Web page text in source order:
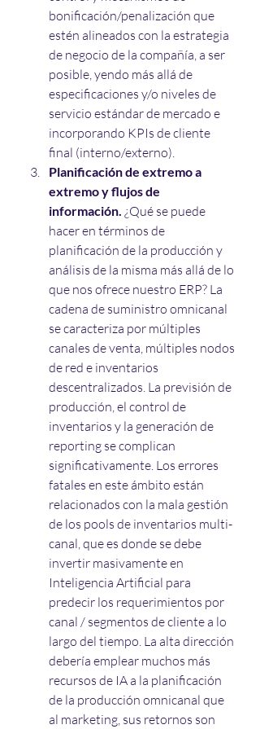
bonificación/penalización que
estén alineados con la estrategia
de negocio de la compañía, a ser
posible, yendo más allá de
especificaciones y/o niveles de
servicio estándar de mercado e
incorporando KPIs de cliente
final (interno/externo).
Planificación de extremo a
extremo y flujos de
información. ¿Qué se puede
hacer en términos de
planificación de la producción y
análisis de la misma más allá de lo
que nos ofrece nuestro ERP? La
cadena de suministro omnicanal
se caracteriza por múltiples
canales de venta, múltiples nodos
de red e inventarios
descentralizados. La previsión de
producción, el control de
inventarios y la generación de
reporting se complican
significativamente. Los errores
fatales en este ámbito están
relacionados con la mala gestión
de los pools de inventarios multi-
canal, que es donde se debe
invertir masivamente en
Inteligencia Artificial para
predecir los requerimientos por
canal / segmentos de cliente a lo
largo del tiempo. La alta dirección
debería emplear muchos más
recursos de IA a la planificación
de la producción omnicanal que
al marketing, sus retornos son